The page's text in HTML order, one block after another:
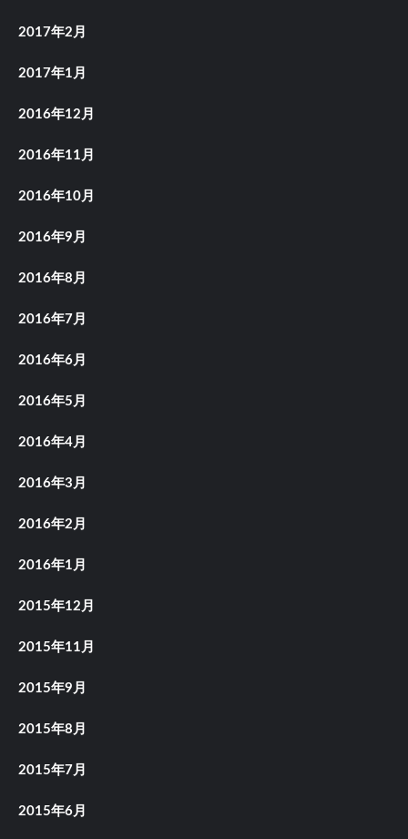
2017年2月
2017年1月
2016年12月
2016年11月
2016年10月
2016年9月
2016年8月
2016年7月
2016年6月
2016年5月
2016年4月
2016年3月
2016年2月
2016年1月
2015年12月
2015年11月
2015年9月
2015年8月
2015年7月
2015年6月